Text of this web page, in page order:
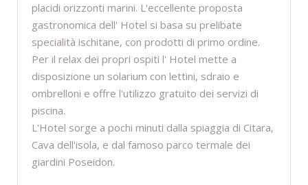
placidi orizzonti marini. L'eccellente proposta
gastronomica dell' Hotel si basa su prelibate
specialità ischitane, con prodotti di primo ordine.
Per il relax dei propri ospiti l' Hotel mette a
disposizione un solarium con lettini, sdraio e
ombrelloni e offre l'utilizzo gratuito dei servizi di
piscina.
L'Hotel sorge a pochi minuti dalla spiaggia di Citara,
Cava dell'isola, e dal famoso parco termale dei
giardini Poseidon.